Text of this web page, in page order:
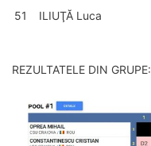
51
ILIUŢĂ Luca
REZULTATELE DIN GRUPE: